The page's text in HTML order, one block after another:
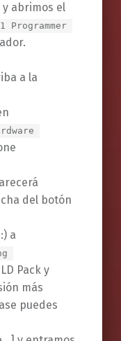
y abrimos el
a la
del botón
a
Pack y
más
puedes